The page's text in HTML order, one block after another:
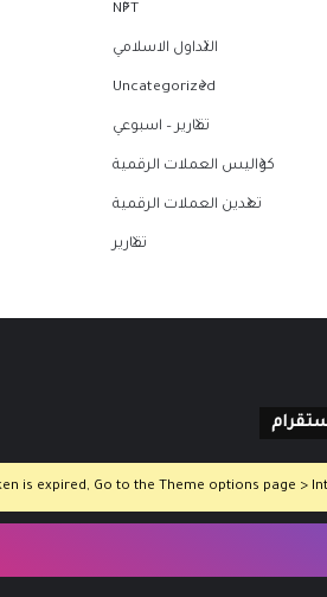
NFT
التداول الاسلامي
Uncategorized
تقارير – اسبوعي
كواليس العملات الرقمية
تعدين العملات الرقمية
تقارير
is expired, Go to the Theme options page >